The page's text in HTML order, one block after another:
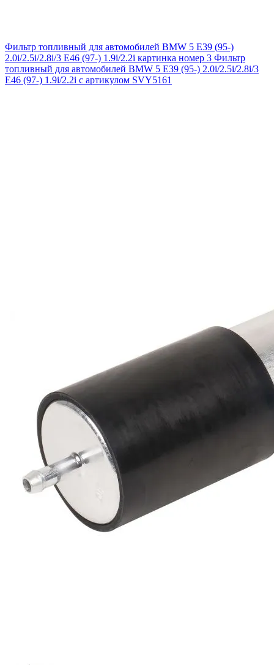
Фильтр топливный для автомобилей BMW 5 E39 (95-)
2.0i/2.5i/2.8i/3 E46 (97-) 1.9i/2.2i картинка номер 3 Фильтр
топливный для автомобилей BMW 5 E39 (95-) 2.0i/2.5i/2.8i/3
E46 (97-) 1.9i/2.2i с артикулом SVY5161